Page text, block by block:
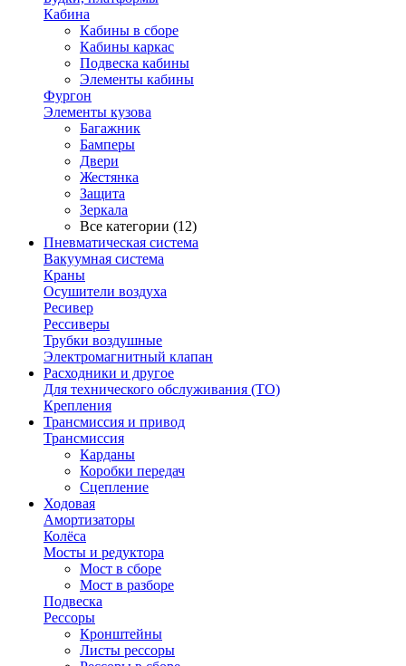
Кабина
Кабины в сборе
Кабины каркас
Подвеска кабины
Элементы кабины
Фургон
Элементы кузова
Багажник
Бамперы
Двери
Жестянка
Защита
Зеркала
Все категории (12)
Пневматическая система
Вакуумная система
Краны
Осушители воздуха
Ресивер
Рессиверы
Трубки воздушные
Электромагнитный клапан
Расходники и другое
Для технического обслуживания (ТО)
Крепления
Трансмиссия и привод
Трансмиссия
Карданы
Коробки передач
Сцепление
Ходовая
Амортизаторы
Колёса
Мосты и редуктора
Мост в сборе
Мост в разборе
Подвеска
Рессоры
Кронштейны
Листы рессоры